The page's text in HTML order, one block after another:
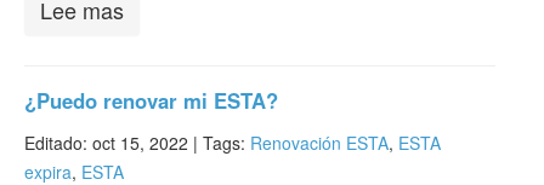
Lee mas
¿Puedo renovar mi ESTA?
Editado: oct 15, 2022 | Tags: Renovación ESTA, ESTA
expira, ESTA